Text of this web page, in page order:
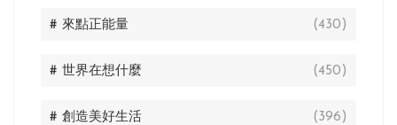
# 來點正能量 (430)
# 世界在想什麼 (450)
# 創造美好生活 (396)